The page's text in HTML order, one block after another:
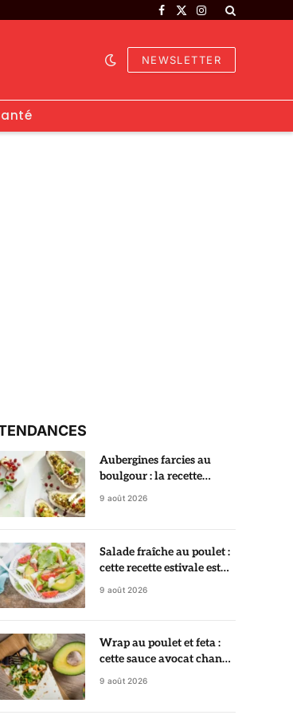
Facebook
X
Instagram
NEWSLETTER
Aubergines farcies au
boulgour : la recette
végétarienne fondante et
9 août 2026
Salade fraîche au poulet :
cette recette estivale est
prête en 20 minutes
9 août 2026
Wrap au poulet et feta :
cette sauce avocat change
tout
9 août 2026